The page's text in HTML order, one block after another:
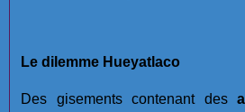
Le dilemme Hueyatlaco
Des gisements contenant des